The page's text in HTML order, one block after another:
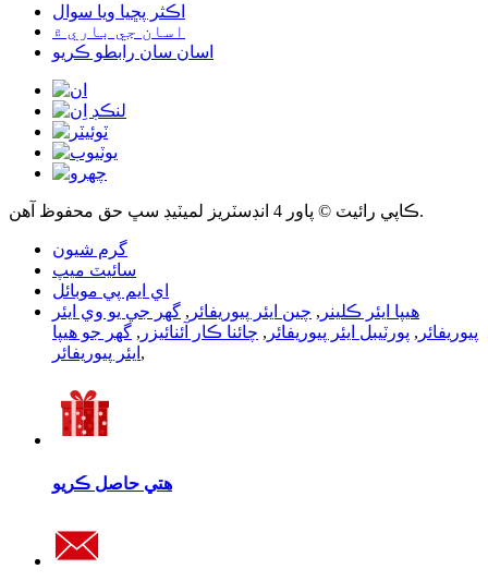
اڪثر پڇيا ويا سوال
اسان جي باري ۾
اسان سان رابطو ڪريو
ڪاپي رائيٽ © پاور 4 انڊسٽريز لميٽيڊ سڀ حق محفوظ آهن.
گرم شيون
سائيٽ ميپ
اي ايم پي موبائل
هيپا ايئر ڪلينر , چين ايئر پيوريفائر , گھر جي يو وي ايئر
پيوريفائر , پورٽيبل ايئر پيوريفائر , چائنا ڪار آئنائيزر , گھر جو هيپا
ايئر پيوريفائر ,
هتي حاصل ڪريو